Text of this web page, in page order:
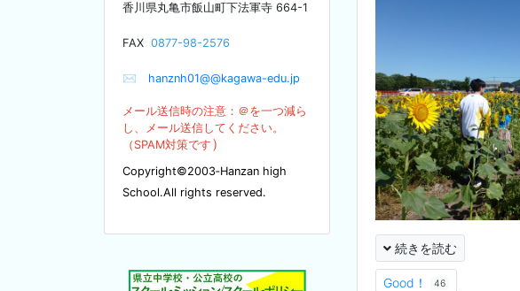
香川県丸亀市飯山町下法軍寺 664-1
FAX 0877-98-2576
✉ hanznh01@@kagawa-edu.jp
メール送信時の注意：＠を一つ減ら
し、メール送信してください。
（SPAM対策です ）
Copyright©2003‐Hanzan high
School.All rights reserved.
続きを読む
Good！ 46